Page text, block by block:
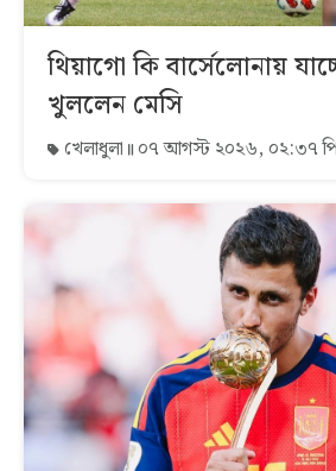
থিয়াগো কি বার্সেলোনায়
খুললেন মেসি
খেলাধুলা ০৭ আগস্ট ২০২৬, ০২:৩৭